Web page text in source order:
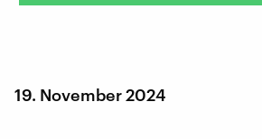
19. November 2024